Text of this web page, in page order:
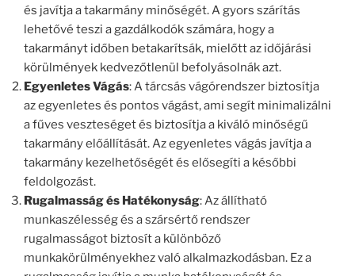
és javítja a takarmány minőségét. A gyors szárítás
lehetővé teszi a gazdálkodók számára, hogy a
takarmányt időben betakarítsák, mielőtt az időjárási
körülmények kedvezőtlenül befolyásolnák azt.
Egyenletes Vágás: A tárcsás vágórendszer biztosítja
az egyenletes és pontos vágást, ami segít minimalizálni
a fűves veszteséget és biztosítja a kiváló minőségű
takarmány előállítását. Az egyenletes vágás javítja a
takarmány kezelhetőségét és elősegíti a későbbi
feldolgozást.
Rugalmasság és Hatékonyság: Az állítható
munkaszélesség és a szársértő rendszer
rugalmasságot biztosít a különböző
munkakörülményekhez való alkalmazkodásban. Ez a